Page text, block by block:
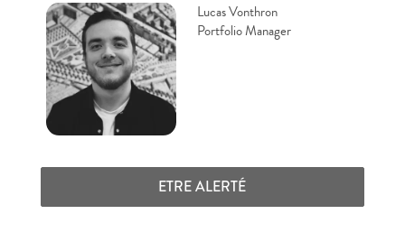
Lucas Vonthron
Portfolio Manager
ETRE ALERTÉ